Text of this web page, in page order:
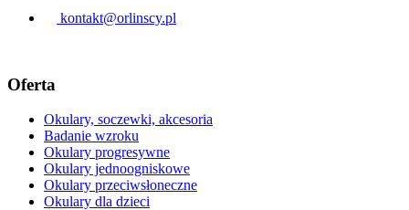
kontakt@orlinscy.pl
Oferta
Okulary, soczewki, akcesoria
Badanie wzroku
Okulary progresywne
Okulary jednoogniskowe
Okulary przeciwsłoneczne
Okulary dla dzieci